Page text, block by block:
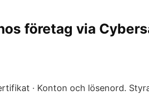
företag via
· Konton och lösenord.